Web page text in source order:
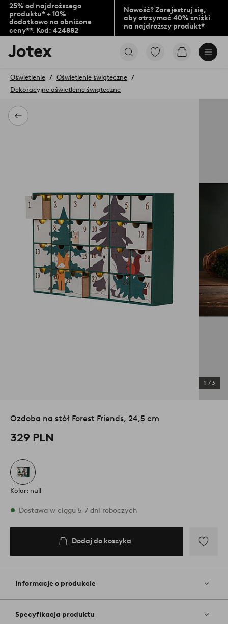
25% od najdroższego
produktu* + 10%
dodatkowo na obniżone
ceny**. Kod: 424882
Nowość? Zarejestruj się,
aby otrzymać 40% zniżki
na najdroższy produkt*
Logo
Jotex
przejdź
na
pierwszą
stronę
PrzejdźPrzejdź
Powrót
Oświetlenie
Oświetlenie świąteczne
Dekoracyjne oświetlenie świąteczne
1 /3
Ozdoba na stół Forest Friends, 24,5 cm
329 PLN
Kolor: null
W magazynie
Dostawa w ciągu 5-7 dni roboczych
Dodaj do koszyka
do
Informacje o produkcie
Specyfikacja produktu